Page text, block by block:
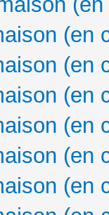
(en
(en
(en
(en
(en
(en